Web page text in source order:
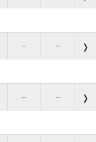
– –
– –